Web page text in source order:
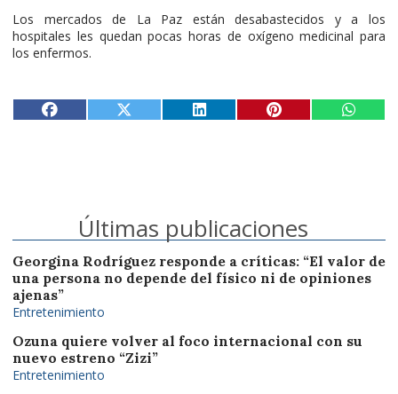
Los mercados de La Paz están desabastecidos y a los
hospitales les quedan pocas horas de oxígeno medicinal para
los enfermos.
Últimas publicaciones
Georgina Rodríguez responde a críticas: “El valor de
una persona no depende del físico ni de opiniones
ajenas”
Entretenimiento
Ozuna quiere volver al foco internacional con su
nuevo estreno “Zizi”
Entretenimiento